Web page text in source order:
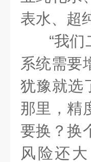
表水、超
“我
系统需要
犹豫就选
那里，精
要换？换
风险还